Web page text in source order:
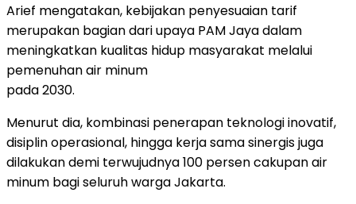
Arief mengatakan, kebijakan penyesuaian tarif
merupakan bagian dari upaya PAM Jaya dalam
meningkatkan kualitas hidup masyarakat melalui
pemenuhan air minum
pada 2030.
Menurut dia, kombinasi penerapan teknologi inovatif,
disiplin operasional, hingga kerja sama sinergis juga
dilakukan demi terwujudnya 100 persen cakupan air
minum bagi seluruh warga Jakarta.